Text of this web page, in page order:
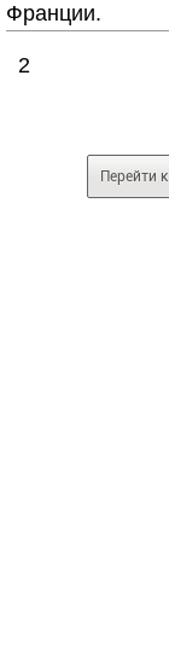
Франции.
2
Перейти